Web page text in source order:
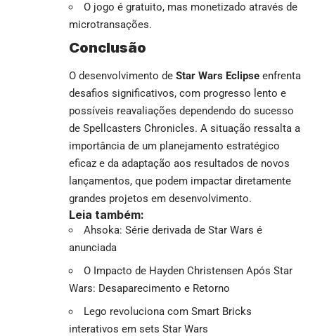
O jogo é gratuito, mas monetizado através de
microtransações.
Conclusão
O desenvolvimento de Star Wars Eclipse enfrenta
desafios significativos, com progresso lento e
possíveis reavaliações dependendo do sucesso
de Spellcasters Chronicles. A situação ressalta a
importância de um planejamento estratégico
eficaz e da adaptação aos resultados de novos
lançamentos, que podem impactar diretamente
grandes projetos em desenvolvimento.
Leia também:
Ahsoka: Série derivada de Star Wars é
anunciada
O Impacto de Hayden Christensen Após Star
Wars: Desaparecimento e Retorno
Lego revoluciona com Smart Bricks
interativos em sets Star Wars